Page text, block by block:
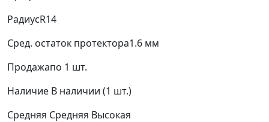
РадиусR14
Сред. остаток протектора1.6 мм
Продажапо 1 шт.
Наличие В наличии (1 шт.)
Средняя Средняя Высокая